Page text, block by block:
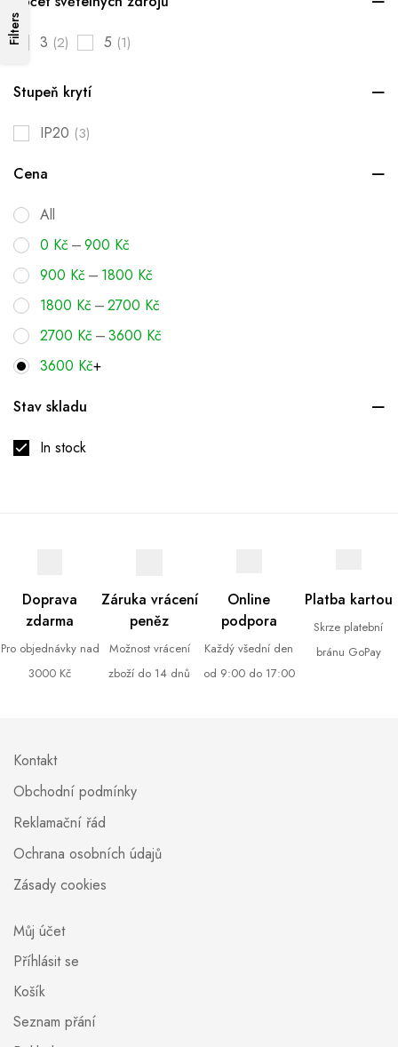
3 (2) 5 (1)
Stupeň krytí
IP20 (3)
Cena
All
0 Kč –900 Kč
900 Kč – 1800 Kč
1800 Kč –2700 Kč
2700 Kč –3600 Kč
3600 Kč+
Stav skladu
In stock
Filters
Doprava
zdarma
Pro objednávky nad
3000 Kč
Záruka vrácení
peněz
Možnost vrácení
zboží do 14 dnů
Online
podpora
Každý všední den
od 9:00 do 17:00
Platba kartou
Skrze platební
bránu GoPay
Kontakt
Obchodní podmínky
Reklamační řád
Ochrana osobních údajů
Zásady cookies
Můj účet
Příhlásit se
Košík
Seznam přání